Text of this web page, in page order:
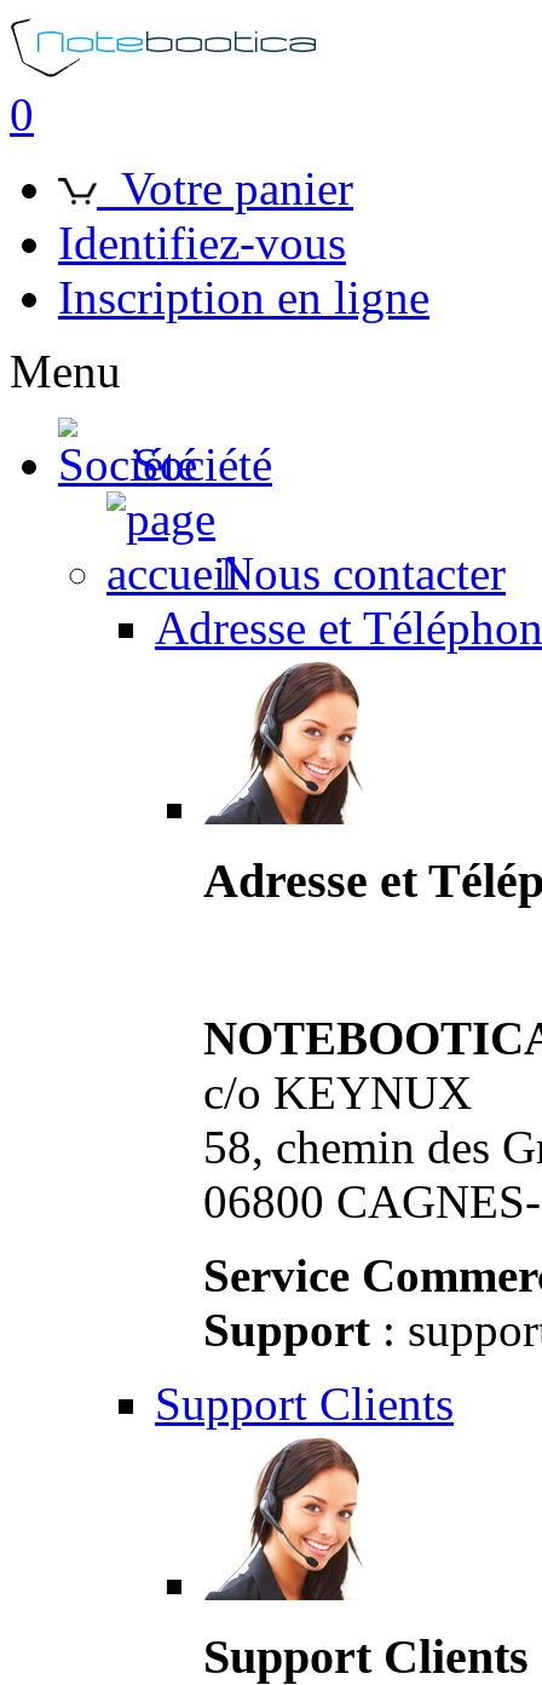
0
Votre panier
Identifiez-vous
Inscription en ligne
Menu
Société
Nous contacter
Adresse et
Adresse et
c/o KEYNUX
58, chemin des
06800
Service
Support :
Support Clients
Support Clients